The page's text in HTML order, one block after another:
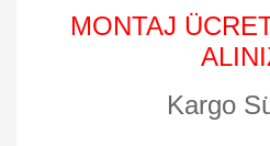
MONTAJ
Kargo